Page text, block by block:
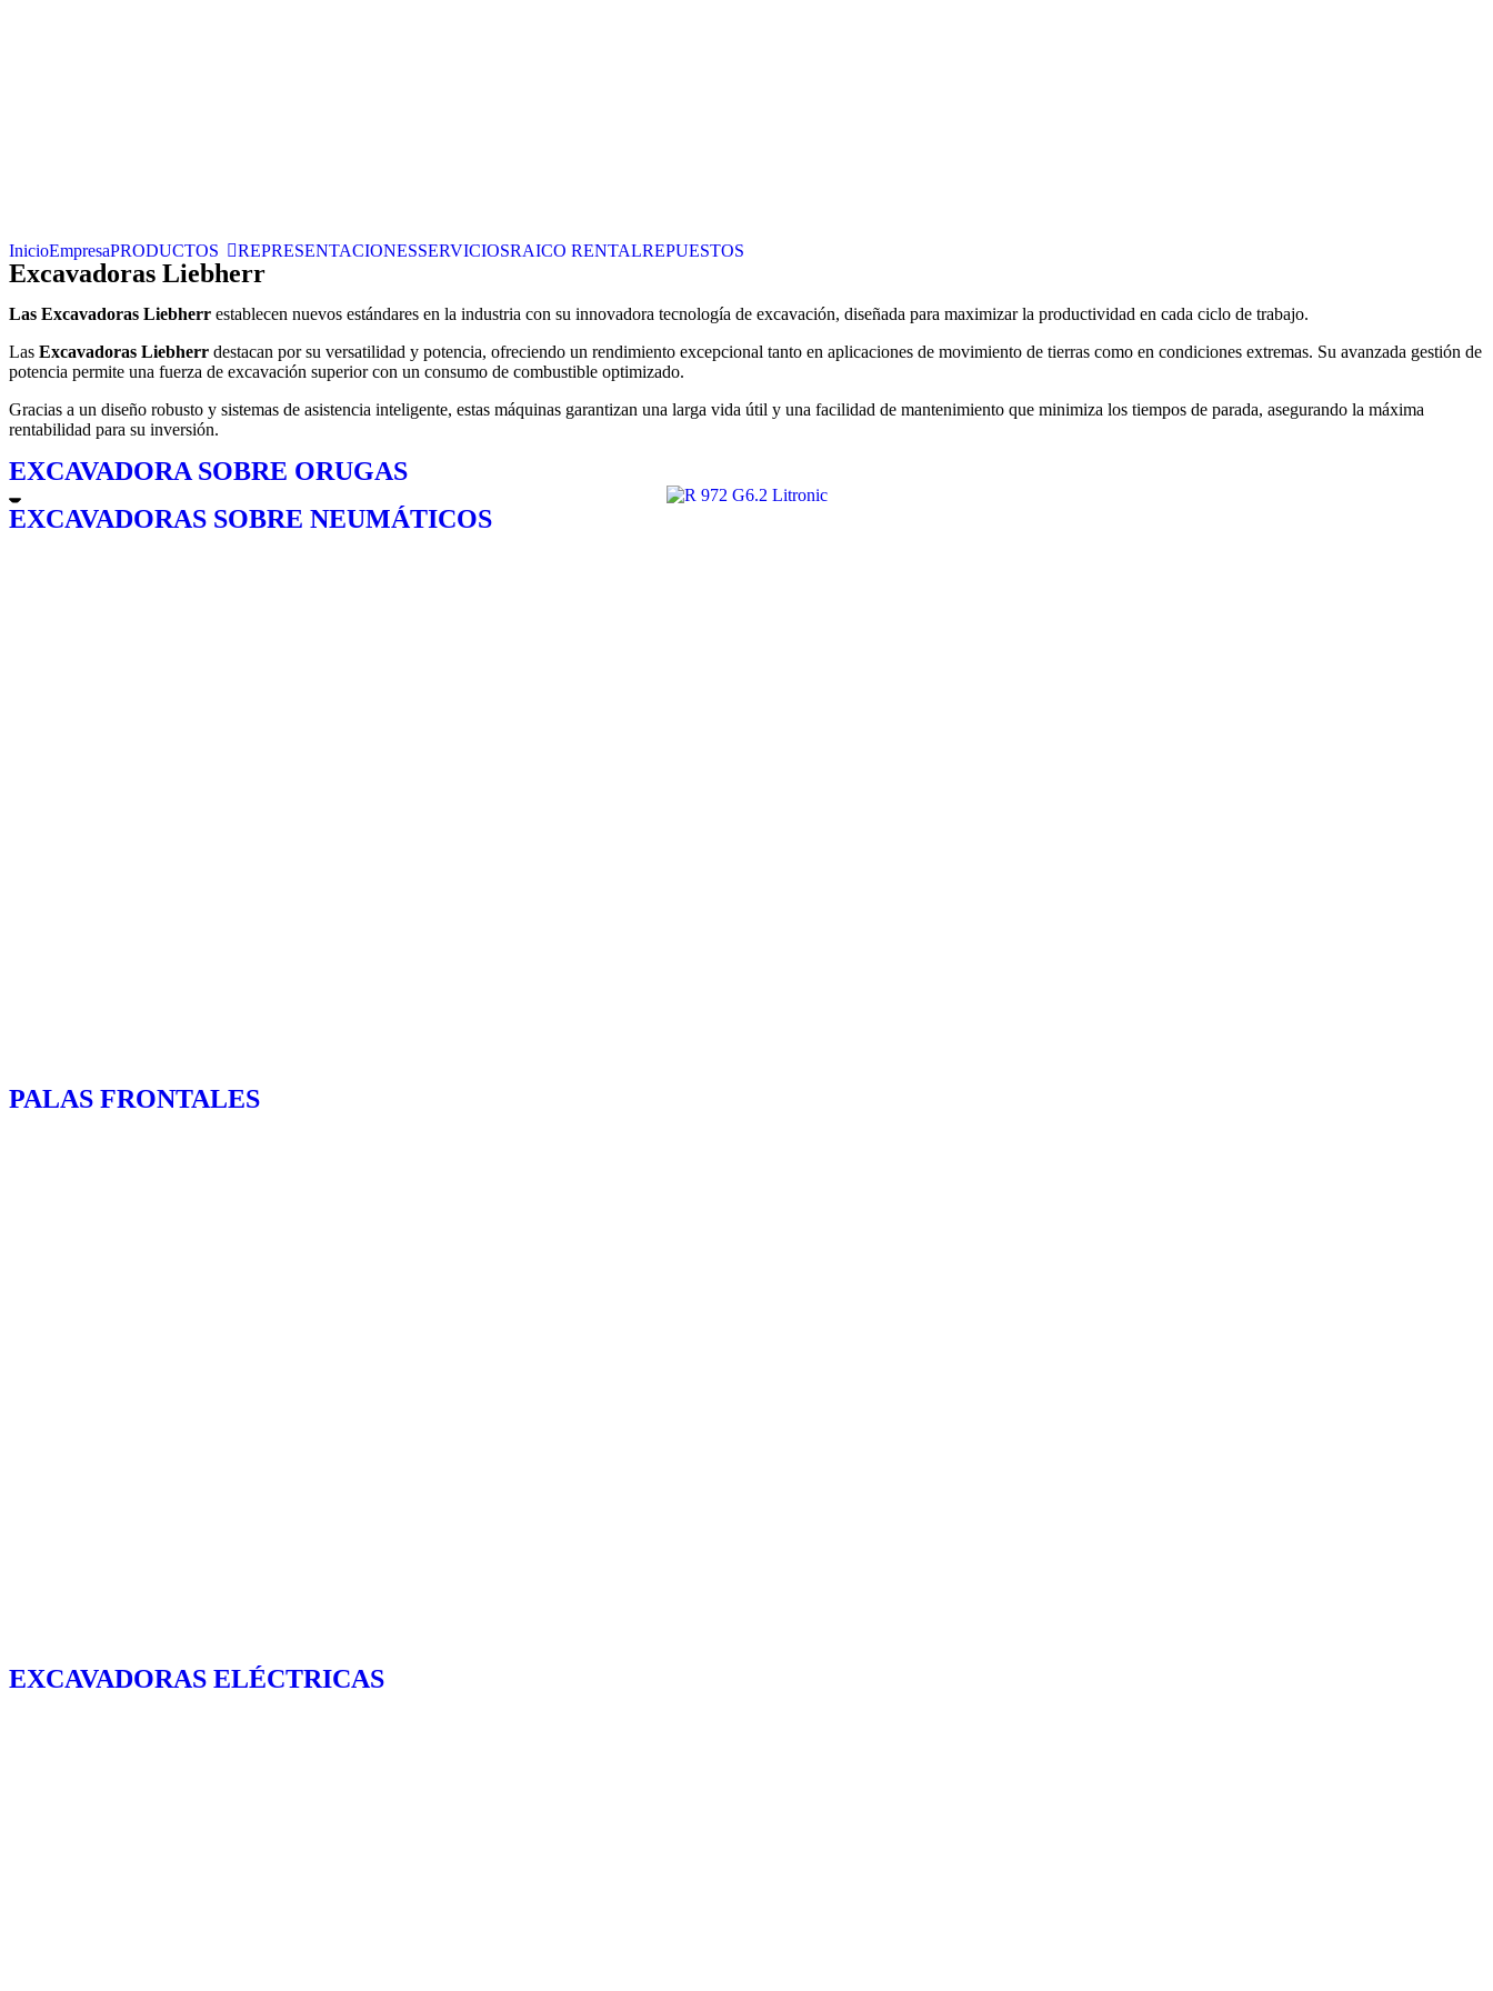
InicioEmpresaPRODUCTOS REPRESENTACIONESSERVICIOSRAICO RENTALREPUESTOS
Excavadoras Liebherr
Las Excavadoras Liebherr establecen nuevos estándares en la industria con su innovadora tecnología de excavación, diseñada para maximizar la productividad en cada ciclo de trabajo.
Las Excavadoras Liebherr destacan por su versatilidad y potencia, ofreciendo un rendimiento excepcional tanto en aplicaciones de movimiento de tierras como en condiciones extremas. Su avanzada gestión de
potencia permite una fuerza de excavación superior con un consumo de combustible optimizado.
Gracias a un diseño robusto y sistemas de asistencia inteligente, estas máquinas garantizan una larga vida útil y una facilidad de mantenimiento que minimiza los tiempos de parada, asegurando la máxima
rentabilidad para su inversión.
EXCAVADORA SOBRE ORUGAS
EXCAVADORAS SOBRE NEUMÁTICOS
PALAS FRONTALES
EXCAVADORAS ELÉCTRICAS